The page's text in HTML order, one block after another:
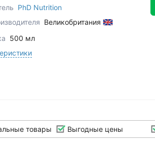
PhD Nutrition
Великобритания
500 мл
товары Выгодные цены